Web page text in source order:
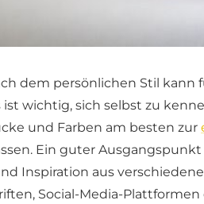
dem persönlichen Stil kann
ist wichtig, sich selbst zu
und Farben am besten zur
Ein guter
Inspiration aus
Social-Media-